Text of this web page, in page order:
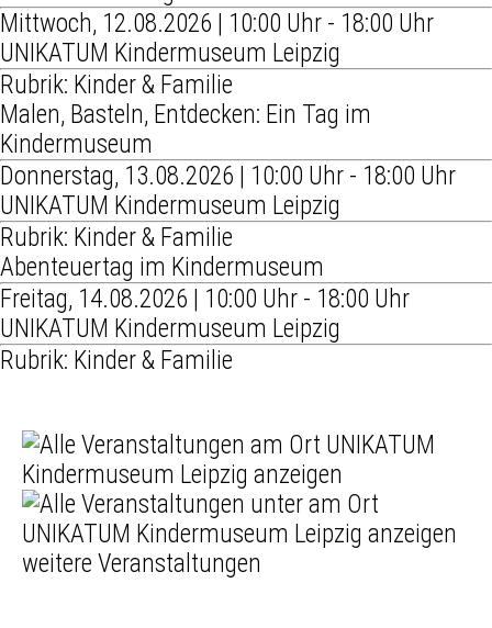
Mittwoch, 12.08.2026 | 10:00 Uhr - 18:00 Uhr
UNIKATUM Kindermuseum Leipzig
Rubrik: Kinder & Familie
Malen, Basteln, Entdecken: Ein Tag im
Kindermuseum
Donnerstag, 13.08.2026 | 10:00 Uhr - 18:00 Uhr
UNIKATUM Kindermuseum Leipzig
Rubrik: Kinder & Familie
Abenteuertag im Kindermuseum
Freitag, 14.08.2026 | 10:00 Uhr - 18:00 Uhr
UNIKATUM Kindermuseum Leipzig
Rubrik: Kinder & Familie
weitere Veranstaltungen